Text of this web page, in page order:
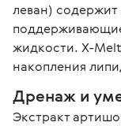
леван)
жидкости. X-
накопления
Дренаж и
Экстракт